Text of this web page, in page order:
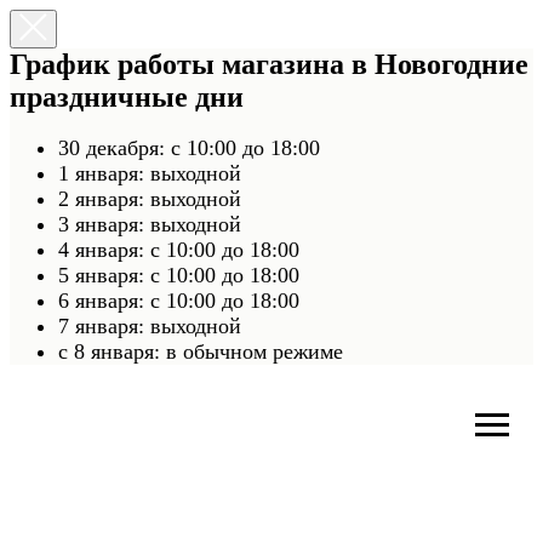
График работы магазина в Новогодние
праздничные дни
30 декабря: с 10:00 до 18:00
1 января: выходной
2 января: выходной
3 января: выходной
4 января: с 10:00 до 18:00
5 января: с 10:00 до 18:00
6 января: с 10:00 до 18:00
7 января: выходной
c 8 января: в обычном режиме